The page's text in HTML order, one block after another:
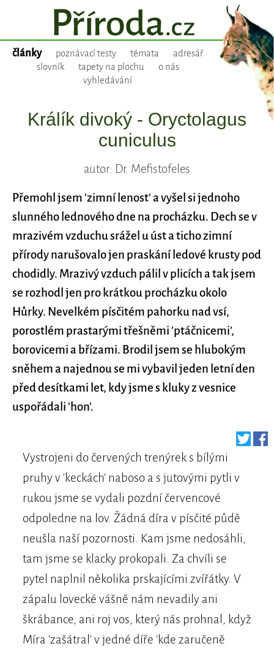
články poznávací testy témata
adresář
slovník
tapety na plochu
o nás
vyhledávání
Králík divoký - Oryctolagus
cuniculus
autor: Dr. Mefistofeles
Přemohl jsem 'zimní lenost' a vyšel si jednoho
slunného lednového dne na procházku. Dech se v
mrazivém vzduchu srážel u úst a ticho zimní
přírody narušovalo jen praskání ledové krusty pod
chodidly. Mrazivý vzduch pálil v plicích a tak jsem
se rozhodl jen pro krátkou procházku okolo
Hůrky. Nevelkém písčitém pahorku nad vsí,
porostlém prastarými třešněmi 'ptáčnicemi',
borovicemi a břízami. Brodil jsem se hlubokým
sněhem a najednou se mi vybavil jeden letní den
před desítkami let, kdy jsme s kluky z vesnice
uspořádali 'hon'.
Vystrojeni do červených trenýrek s bílými
pruhy v 'keckách' naboso a s jutovými pytli v
rukou jsme se vydali pozdní červencové
odpoledne na lov. Žádná díra v písčité půdě
neušla naší pozornosti. Kam jsme nedosáhli,
tam jsme se klacky prokopali. Za chvíli se
pytel naplnil několika prskajícími zvířátky. V
zápalu lovecké vášně nám nevadily ani
škrábance, ani roj vos, který nás prohnal, když
Míra 'zašátral' v jedné díře 'kde zaručeně